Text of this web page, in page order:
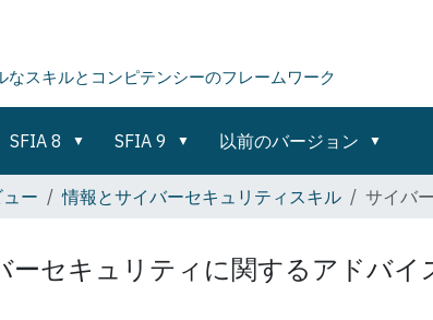
スキルとコンピテンシーのフレームワーク
SFIA 8 SFIA 9 以前のバージョン
ー 情報とサイバーセキュリティスキル サイバ
ーセキュリティに関するアドバイ